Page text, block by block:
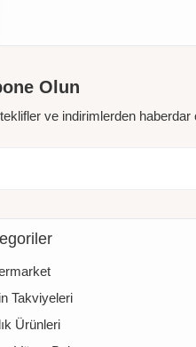
Olun
ve indirimlerden haberdar
Takviyeleri
Ürünleri